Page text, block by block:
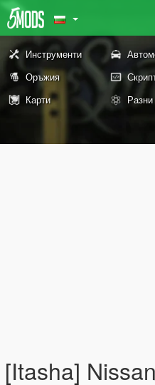
Инструменти
Оръжия
Карти
Разни
[Itasha]